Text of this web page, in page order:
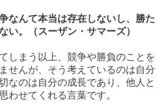
なんて本当は存在しないし、勝た
い。（スーザン・サマーズ）
しまう以上、競争や勝負のことを
せんが、そう考えているのは自分
なのは自分の成長であり、他人と
わせてくれる言葉です。